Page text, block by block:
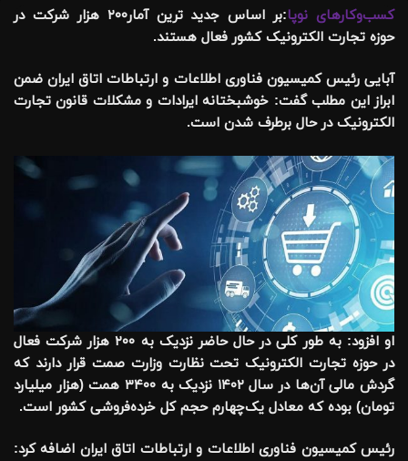
کسب‌وکارهای نوپا:
بر اساس جدید ترین آمار۲۰۰ هزار شرکت در
حوزه تجارت الکترونیک کشور فعال هستند.
آبایی رئیس کمیسیون فناوری اطلاعات و ارتباطات اتاق ایران ضمن
ابراز این مطلب گفت: خوشبختانه ایرادات و مشکلات قانون تجارت
الکترونیک در حال برطرف شدن است.
او افزود: به طور کلی در حال حاضر نزدیک به ۲۰۰ هزار شرکت فعال
در حوزه تجارت الکترونیک تحت نظارت وزارت صمت قرار دارند که
گردش مالی آن‌ها در سال ۱۴۰۲ نزدیک به ۳۴۰۰ همت (هزار میلیارد
تومان) بوده که معادل یک‌چهارم حجم کل خرده‌فروشی کشور است.
رئیس کمیسیون فناوری اطلاعات و ارتباطات اتاق ایران اضافه کرد: